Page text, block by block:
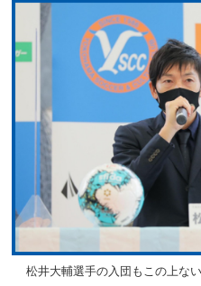
松井大輔選手の入団もこの上な